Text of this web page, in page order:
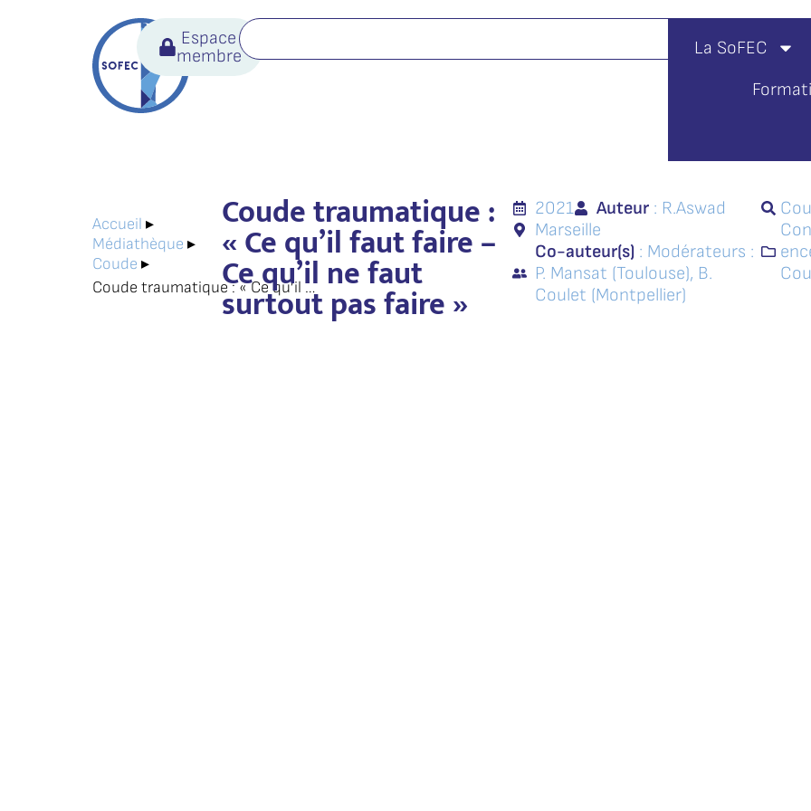
Espace
membre
La SoFEC
Accueil ▸
Médiathèque ▸
Coude ▸
Coude traumatique : « Ce qu’il faut faire – Ce qu’il ne faut surtout pas faire »
Coude traumatique :
« Ce qu’il faut faire –
Ce qu’il ne faut
surtout pas faire »
2021 Auteur : R.Aswad
Marseille
Co-auteur(s) : Modérateurs :
P. Mansat (Toulouse), B.
Coulet (Montpellier)